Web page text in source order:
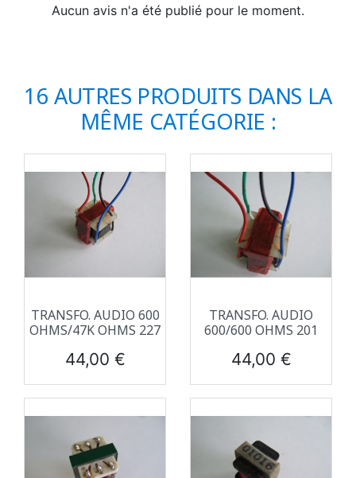
Aucun avis n'a été publié pour le moment.
16 AUTRES PRODUITS DANS LA
MÊME CATÉGORIE :
TRANSFO. AUDIO 600
OHMS/47K OHMS 227
Prix
44,00 €
TRANSFO. AUDIO
600/600 OHMS 201
Prix
44,00 €